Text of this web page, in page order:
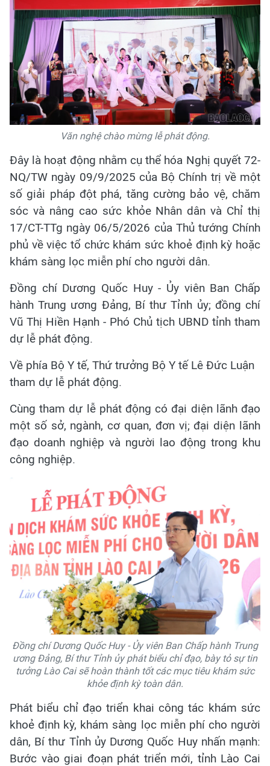
Văn nghệ chào mừng lễ phát động.
Đây là hoạt động nhằm cụ thể hóa Nghị quyết 72-
NQ/TW ngày 09/9/2025 của Bộ Chính trị về một
số giải pháp đột phá, tăng cường bảo vệ, chăm
sóc và nâng cao sức khỏe Nhân dân và Chỉ thị
17/CT-TTg ngày 06/5/2026 của Thủ tướng Chính
phủ về việc tổ chức khám sức khoẻ định kỳ hoặc
khám sàng lọc miễn phí cho người dân.
Đồng chí Dương Quốc Huy - Ủy viên Ban Chấp
hành Trung ương Đảng, Bí thư Tỉnh ủy; đồng chí
Vũ Thị Hiền Hạnh - Phó Chủ tịch UBND tỉnh tham
dự lễ phát động.
Về phía Bộ Y tế, Thứ trưởng Bộ Y tế Lê Đức Luận
tham dự lễ phát động.
Cùng tham dự lễ phát động có đại diện lãnh đạo
một số sở, ngành, cơ quan, đơn vị; đại diện lãnh
đạo doanh nghiệp và người lao động trong khu
công nghiệp.
Đồng chí Dương Quốc Huy - Ủy viên Ban Chấp hành Trung
ương Đảng, Bí thư Tỉnh ủy phát biểu chỉ đạo, bày tỏ sự tin
tưởng Lào Cai sẽ hoàn thành tốt các mục tiêu khám sức
khỏe định kỳ toàn dân.
Phát biểu chỉ đạo triển khai công tác khám sức
khoẻ định kỳ, khám sàng lọc miễn phí cho người
dân, Bí thư Tỉnh ủy Dương Quốc Huy nhấn mạnh:
Bước vào giai đoạn phát triển mới, tỉnh Lào Cai